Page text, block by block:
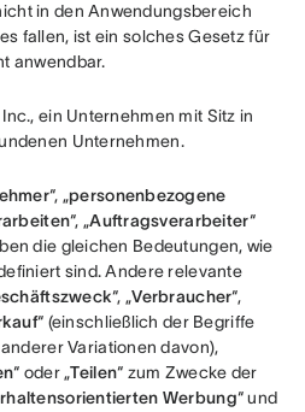
in den Anwendungsbereich
fallen, ist ein solches Gesetz für
anwendbar.
ein Unternehmen mit Sitz in
Unternehmen.
“, „personenbezogene
“, „Auftragsverarbeiter“
die gleichen Bedeutungen, wie
sind. Andere relevante
“, „Verbraucher“,
“ (einschließlich der Begriffe
anderer Variationen davon),
“ oder „Teilen“ zum Zwecke der
Werbung“ und